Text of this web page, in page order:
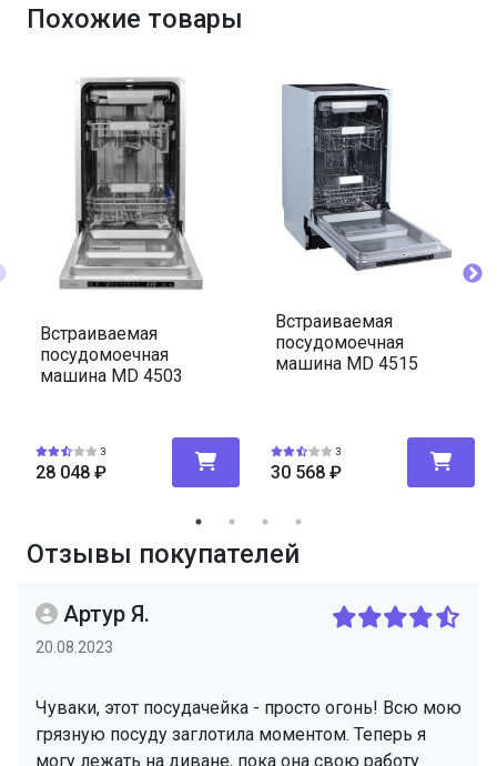
Похожие товары
Встраиваемая
посудомоечная
машина MD 4503
3
28 048 ₽
Встраиваемая
посудомоечная
машина MD 4515
3
30 568 ₽
Отзывы покупателей
Артур Я.
20.08.2023
Чуваки, этот посудачейка - просто огонь! Всю мою
грязную посуду заглотила моментом. Теперь я
могу лежать на диване, пока она свою работу